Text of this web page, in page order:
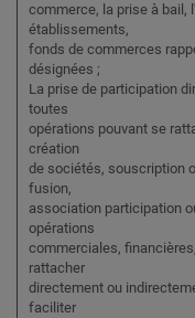
commerce, la prise à bail,
établissements,
fonds de commerces
désignées ;
La prise de participation
toutes
opérations pouvant se
création
de sociétés, souscription
fusion,
association participation
opérations
commerciales,
rattacher
directement ou
faciliter